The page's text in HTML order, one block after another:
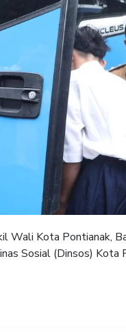
Wali Kota Pontianak,
Sosial (Dinsos) Kota